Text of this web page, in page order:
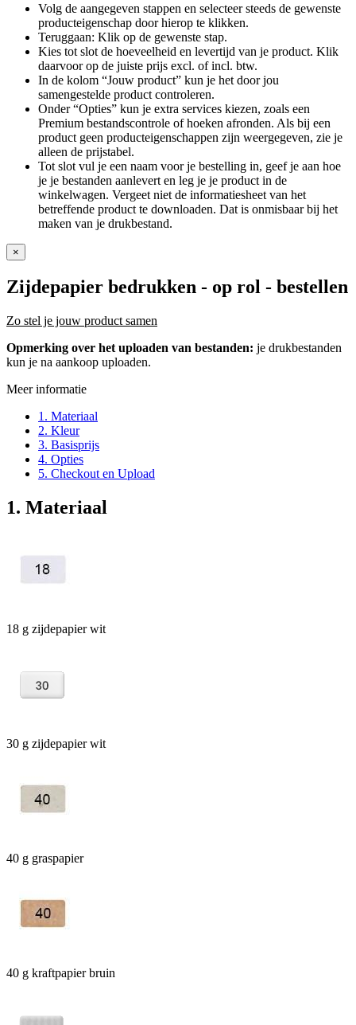
Volg de aangegeven stappen en selecteer steeds de gewenste
producteigenschap door hierop te klikken.
Teruggaan: Klik op de gewenste stap.
Kies tot slot de hoeveelheid en levertijd van je product. Klik
daarvoor op de juiste prijs excl. of incl. btw.
In de kolom “Jouw product” kun je het door jou
samengestelde product controleren.
Onder “Opties” kun je extra services kiezen, zoals een
Premium bestandscontrole of hoeken afronden. Als bij een
product geen producteigenschappen zijn weergegeven, zie je
alleen de prijstabel.
Tot slot vul je een naam voor je bestelling in, geef je aan hoe
je je bestanden aanlevert en leg je je product in de
winkelwagen. Vergeet niet de informatiesheet van het
betreffende product te downloaden. Dat is onmisbaar bij het
maken van je drukbestand.
×
Zijdepapier bedrukken - op rol - bestellen
Zo stel je jouw product samen
Opmerking over het uploaden van bestanden: je drukbestanden
kun je na aankoop uploaden.
Meer informatie
1. Materiaal
2. Kleur
3. Basisprijs
4. Opties
5. Checkout en Upload
1. Materiaal
18 g zijdepapier wit
30 g zijdepapier wit
40 g graspapier
40 g kraftpapier bruin